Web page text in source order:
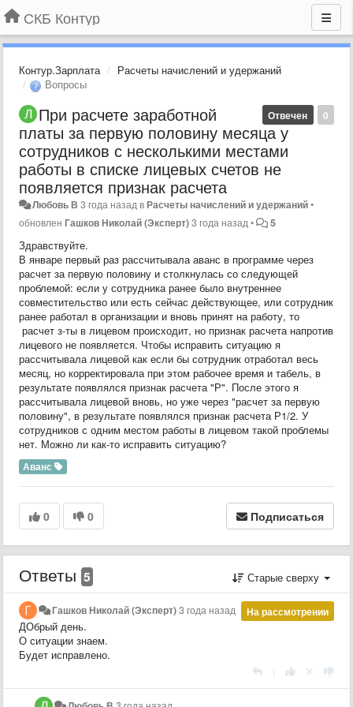
СКБ Контур
Контур.Зарплата
Расчеты начислений и удержаний
Вопросы
0
Отвечен
При расчете заработной
платы за первую половину месяца у
сотрудников с несколькими местами
работы в списке лицевых счетов не
появляется признак расчета
Любовь В 3 года назад вРасчеты начислений и удержаний•
обновлен Гашков Николай (Эксперт)3 года назад • 5
Здравствуйте.
В январе первый раз рассчитывала аванс в программе через
расчет за первую половину и столкнулась со следующей
проблемой: если у сотрудника ранее было внутреннее
совместительство или есть сейчас действующее, или сотрудник
ранее работал в организации и вновь принят на работу, то
расчет з-ты в лицевом происходит, но признак расчета напротив
лицевого не появляется. Чтобы исправить ситуацию я
рассчитывала лицевой как если бы сотрудник отработал весь
месяц, но корректировала при этом рабочее время и табель, в
результате появлялся признак расчета "Р". После этого я
рассчитывала лицевой вновь, но уже через "расчет за первую
половину", в результате появлялся признак расчета Р1/2. У
сотрудников с одним местом работы в лицевом такой проблемы
нет. Можно ли как-то исправить ситуацию?
Аванс
0 0 Подписаться
Ответы 5 Старые сверху
На рассмотрении
Гашков Николай (Эксперт)3 года назад
ДОбрый день.
О ситуации знаем.
Будет исправлено.